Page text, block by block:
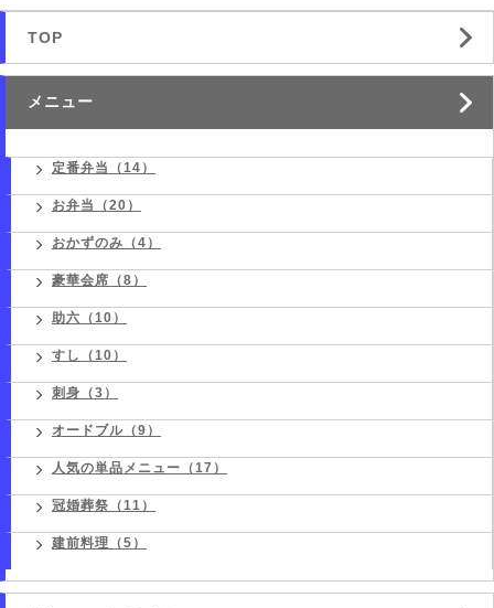
TOP
メニュー
定番弁当（14）
お弁当（20）
おかずのみ（4）
豪華会席（8）
助六（10）
すし（10）
刺身（3）
オードブル（9）
人気の単品メニュー（17）
冠婚葬祭（11）
建前料理（5）